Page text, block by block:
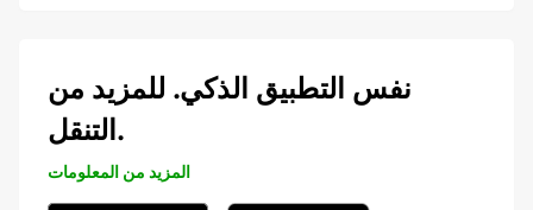
نفس التطبيق الذكي. للمزيد من
التنقل.
المزيد من المعلومات